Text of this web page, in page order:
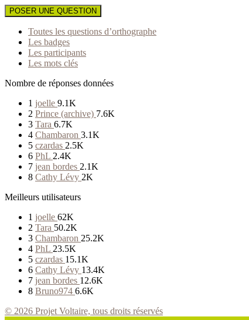
POSER UNE QUESTION
Toutes les questions d’orthographe
Les badges
Les participants
Les mots clés
Nombre de réponses données
1 joelle 9.1K
2 Prince (archive) 7.6K
3 Tara 6.7K
4 Chambaron 3.1K
5 czardas 2.5K
6 PhL 2.4K
7 jean bordes 2.1K
8 Cathy Lévy 2K
Meilleurs utilisateurs
1 joelle 62K
2 Tara 50.2K
3 Chambaron 25.2K
4 PhL 23.5K
5 czardas 15.1K
6 Cathy Lévy 13.4K
7 jean bordes 12.6K
8 Bruno974 6.6K
© 2026 Projet Voltaire, tous droits réservés